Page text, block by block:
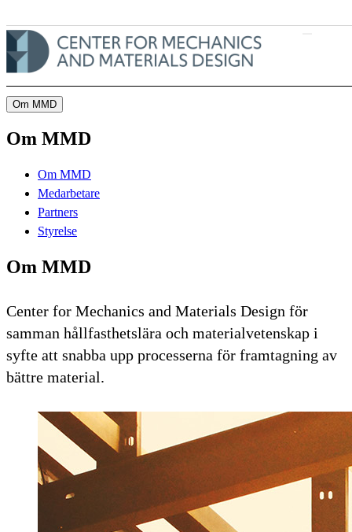
Om MMD
Om MMD
Om MMD
Medarbetare
Partners
Styrelse
Om MMD
Center for Mechanics and Materials Design för
samman hållfasthetslära och materialvetenskap i
syfte att snabba upp processerna för framtagning av
bättre material.